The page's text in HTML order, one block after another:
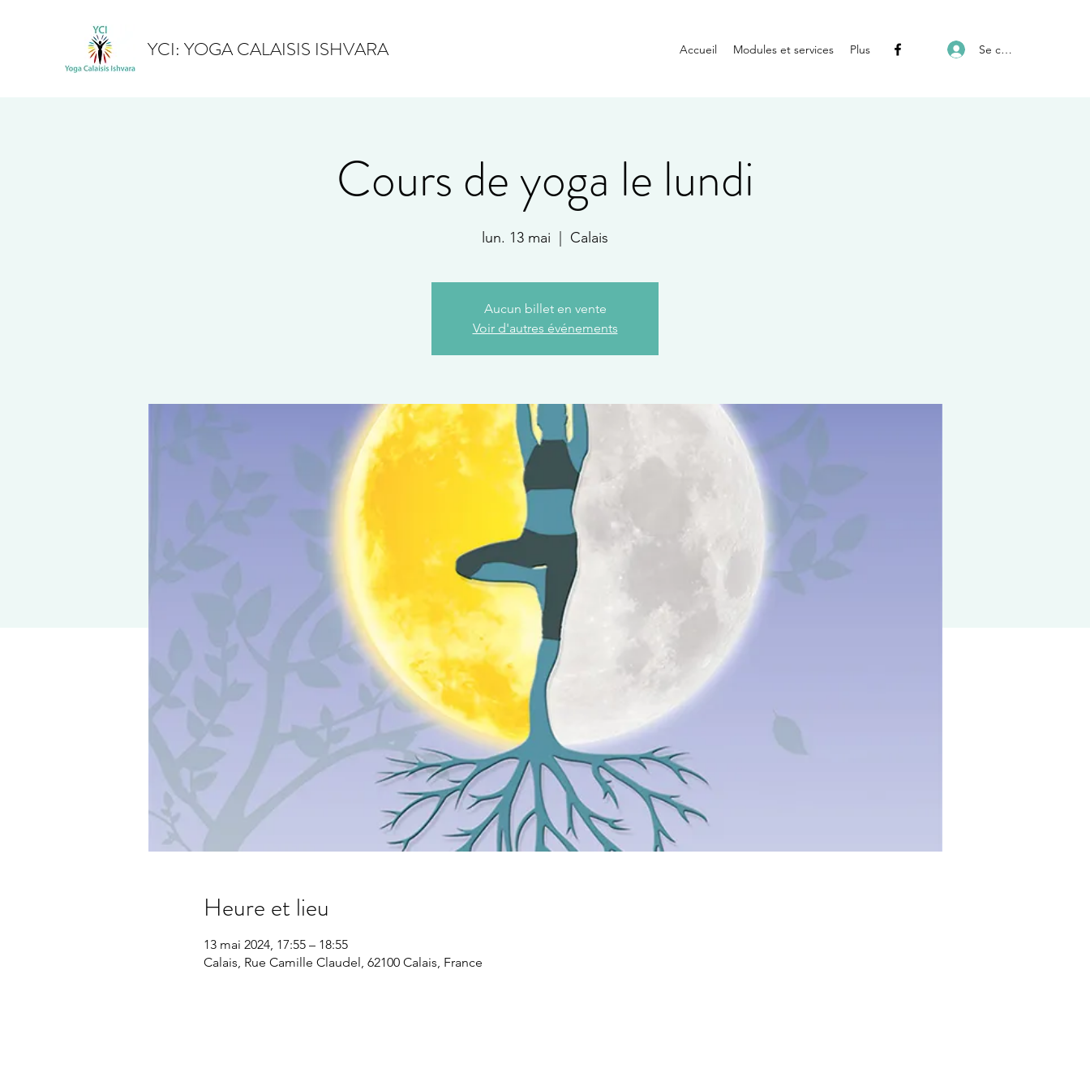
YCI: YOGA CALAISIS ISHVARA Accueil Modules et services Plus Se connecter
Cours de yoga le lundi
lun. 13 mai Calais
Aucun billet en vente
Voir d'autres événements
Heure et lieu
13 mai 2024, 17:55 – 18:55
Calais, Rue Camille Claudel, 62100 Calais, France